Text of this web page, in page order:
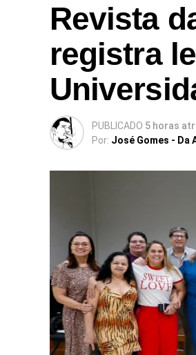
Revista
registra
PUBLICADO 5 horas
Por: José Gomes - Da